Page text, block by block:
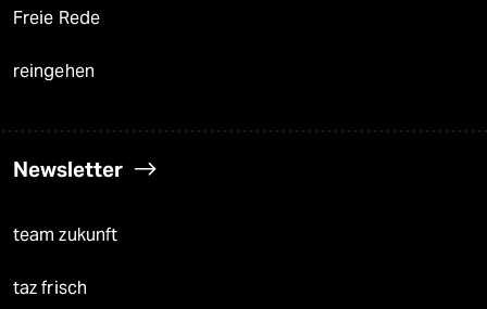
Freie Rede
reingehen
Newsletter
team zukunft
taz frisch